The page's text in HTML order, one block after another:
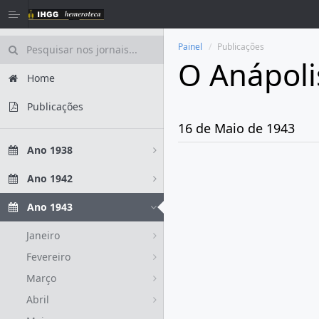
Home
Publicações
Ano 1938
Ano 1942
Ano 1943
Janeiro
Fevereiro
Março
Abril
Painel Publicações
O
16 de Maio de 1943